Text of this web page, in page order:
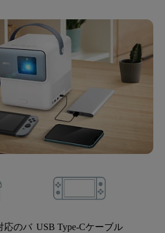
応のバ USB Type-Cケーブル